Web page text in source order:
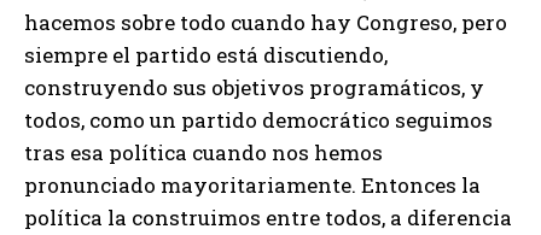
hacemos sobre todo cuando hay Congreso, pero
siempre el partido está discutiendo,
construyendo sus objetivos programáticos, y
todos, como un partido democrático seguimos
tras esa política cuando nos hemos
pronunciado mayoritariamente. Entonces la
política la construimos entre todos, a diferencia